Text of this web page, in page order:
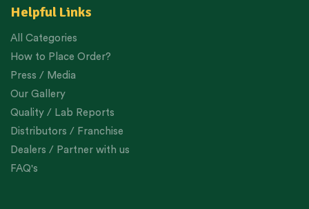
Helpful Links
All Categories
How to Place Order?
Press / Media
Our Gallery
Quality / Lab Reports
Distributors / Franchise
Dealers / Partner with us
FAQ's